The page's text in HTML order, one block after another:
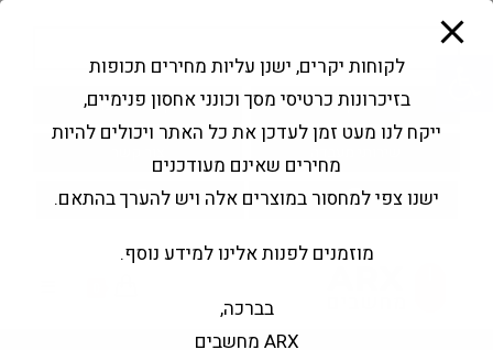
פתח סרגל נגישות
Products
search
החשבון שלי בקשה להצעה
לקוחות יקרים, ישנן עליות מחירים תכופות
בזיכרונות כרטיסי מסך וכונני אחסון פנימיים,
ייקח לנו מעט זמן לעדכן את כל האתר ויכולים להיות
מחירים שאינם מעודכנים
ישנו צפי למחסור במוצרים אלה ויש להערך בהתאם.
מוזמנים לפנות אלינו למידע נוסף.
בברכה,
ARX מחשבים